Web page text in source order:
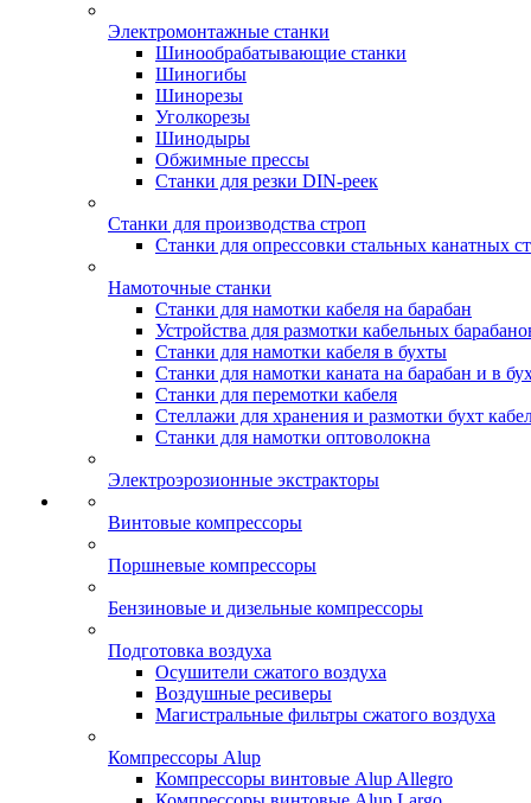
Электромонтажные станки
Шинообрабатывающие станки
Шиногибы
Шинорезы
Уголкорезы
Шинодыры
Обжимные прессы
Станки для резки DIN-реек
Станки для производства строп
Станки для опрессовки стальных канатных
Намоточные станки
Станки для намотки кабеля на барабан
Устройства для размотки кабельных
Станки для намотки кабеля в бухты
Станки для намотки каната на барабан и в
Станки для перемотки кабеля
Стеллажи для хранения и размотки бухт
Станки для намотки оптоволокна
Электроэрозионные экстракторы
Винтовые компрессоры
Поршневые компрессоры
Бензиновые и дизельные компрессоры
Подготовка воздуха
Осушители сжатого воздуха
Воздушные ресиверы
Магистральные фильтры сжатого воздуха
Компрессоры Alup
Компрессоры винтовые Alup Allegro